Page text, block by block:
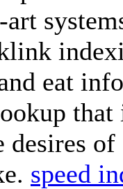
art
eat
that
desires
speed